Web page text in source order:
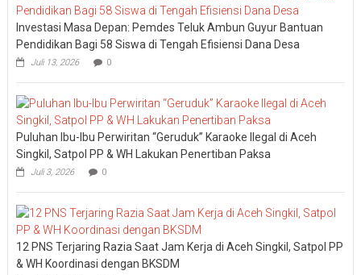
Investasi Masa Depan: Pemdes Teluk Ambun Guyur Bantuan
Pendidikan Bagi 58 Siswa di Tengah Efisiensi Dana Desa
Juli 13, 2026 0
Puluhan Ibu-Ibu Perwiritan “Geruduk” Karaoke Ilegal di Aceh
Singkil, Satpol PP & WH Lakukan Penertiban Paksa
Juli 3, 2026 0
12 PNS Terjaring Razia Saat Jam Kerja di Aceh Singkil, Satpol PP
& WH Koordinasi dengan BKSDM